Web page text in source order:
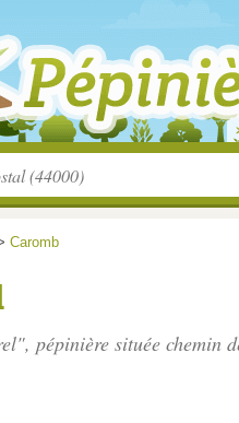
Caromb
pépinière située chemin